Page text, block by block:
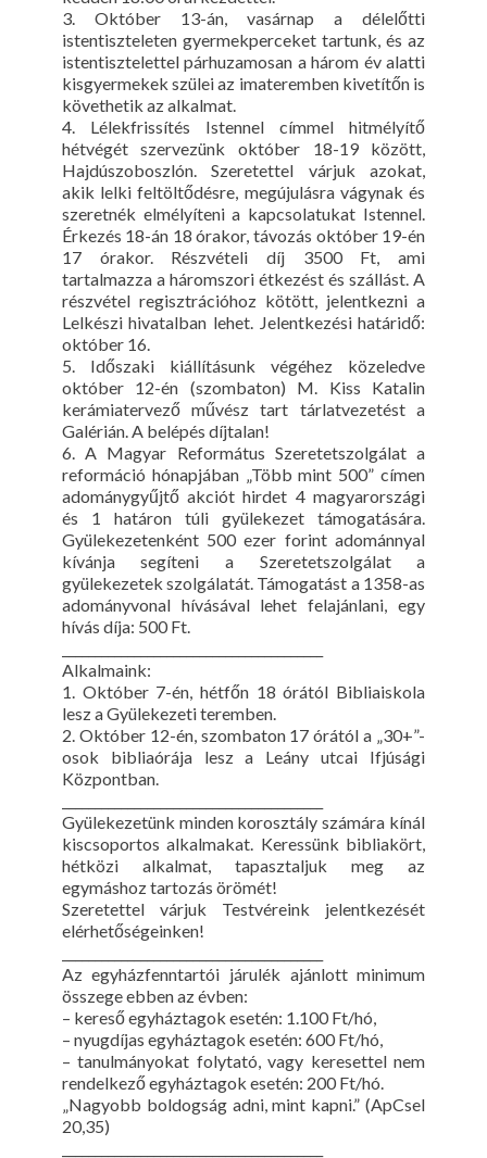
3. Október 13-án, vasárnap a délelőtti
istentiszteleten gyermekperceket tartunk, és az
istentisztelettel párhuzamosan a három év alatti
kisgyermekek szülei az imateremben kivetítőn is
követhetik az alkalmat.
4. Lélekfrissítés Istennel címmel hitmélyítő
hétvégét szervezünk október 18-19 között,
Hajdúszoboszlón. Szeretettel várjuk azokat,
akik lelki feltöltődésre, megújulásra vágynak és
szeretnék elmélyíteni a kapcsolatukat Istennel.
Érkezés 18-án 18 órakor, távozás október 19-én
17 órakor. Részvételi díj 3500 Ft, ami
tartalmazza a háromszori étkezést és szállást. A
részvétel regisztrációhoz kötött, jelentkezni a
Lelkészi hivatalban lehet. Jelentkezési határidő:
október 16.
5. Időszaki kiállításunk végéhez közeledve
október 12-én (szombaton) M. Kiss Katalin
kerámiatervező művész tart tárlatvezetést a
Galérián. A belépés díjtalan!
6. A Magyar Református Szeretetszolgálat a
reformáció hónapjában „Több mint 500” címen
adománygyűjtő akciót hirdet 4 magyarországi
és 1 határon túli gyülekezet támogatására.
Gyülekezetenként 500 ezer forint adománnyal
kívánja segíteni a Szeretetszolgálat a
gyülekezetek szolgálatát. Támogatást a 1358-as
adományvonal hívásával lehet felajánlani, egy
hívás díja: 500 Ft.
Alkalmaink:
1. Október 7-én, hétfőn 18 órától Bibliaiskola
lesz a Gyülekezeti teremben.
2. Október 12-én, szombaton 17 órától a „30+”-
osok bibliaórája lesz a Leány utcai Ifjúsági
Központban.
Gyülekezetünk minden korosztály számára kínál
kiscsoportos alkalmakat. Keressünk bibliakört,
hétközi alkalmat, tapasztaljuk meg az
egymáshoz tartozás örömét!
Szeretettel várjuk Testvéreink jelentkezését
elérhetőségeinken!
Az egyházfenntartói járulék ajánlott minimum
összege ebben az évben:
– kereső egyháztagok esetén: 1.100 Ft/hó,
– nyugdíjas egyháztagok esetén: 600 Ft/hó,
– tanulmányokat folytató, vagy keresettel nem
rendelkező egyháztagok esetén: 200 Ft/hó.
„Nagyobb boldogság adni, mint kapni.” (ApCsel
20,35)